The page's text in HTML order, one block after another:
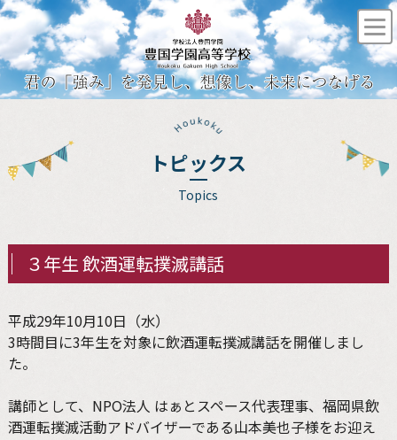
トピックス
Topics
３年生 飲酒運転撲滅講話
平成29年10月10日（水）
3時間目に3年生を対象に飲酒運転撲滅講話を開催しまし
た。
講師として、NPO法人 はぁとスペース代表理事、福岡県飲
酒運転撲滅活動アドバイザーである山本美也子様をお迎え